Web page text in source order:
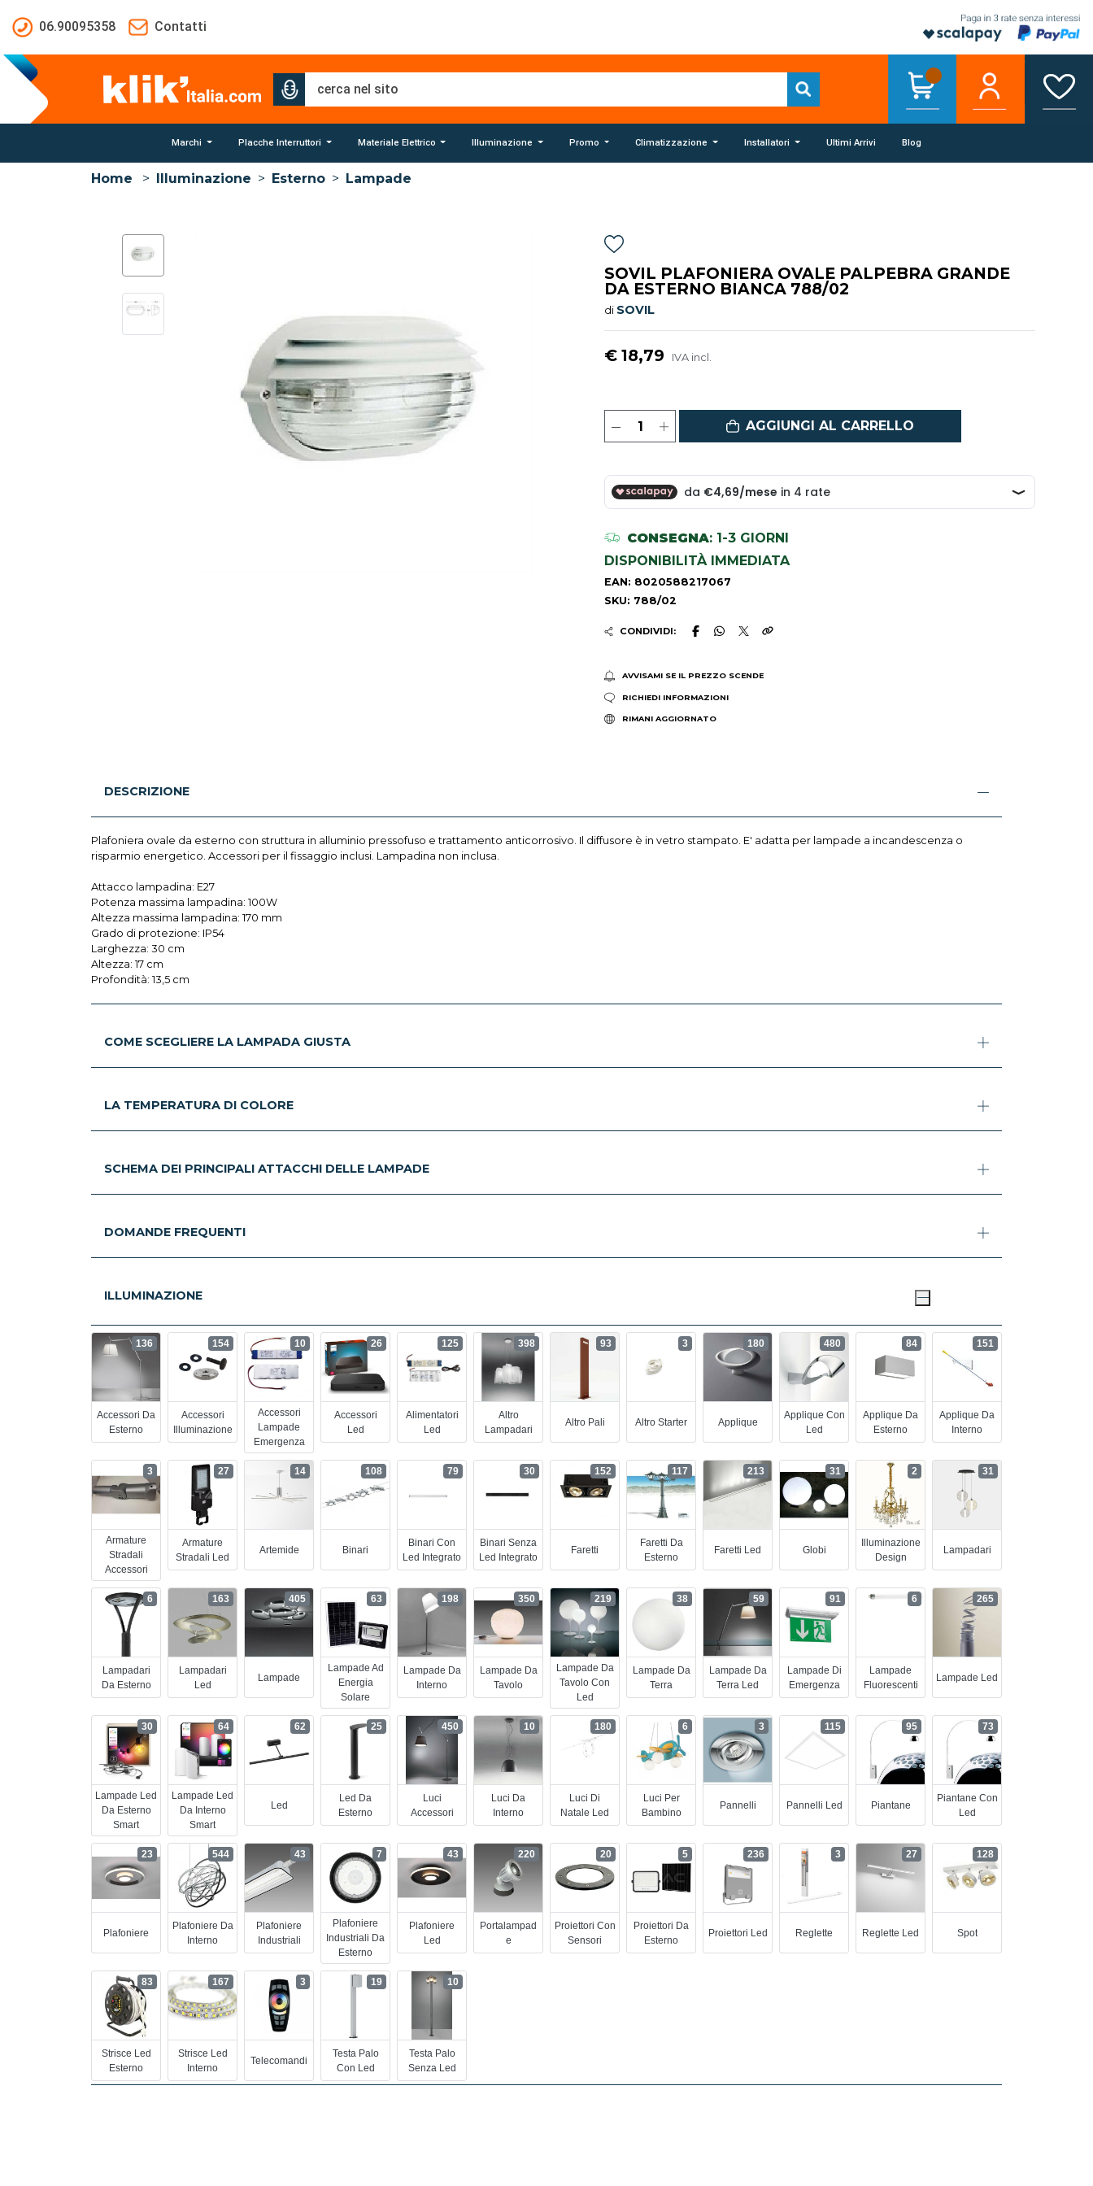
06.90095358
Contatti
Marchi Placche Interruttori Materiale Elettrico Illuminazione Promo Climatizzazione Installatori Ultimi Arrivi Blog
Home > Illuminazione > Esterno > Lampade
SOVIL PLAFONIERA OVALE PALPEBRA GRANDE
DA ESTERNO BIANCA 788/02
di SOVIL
€ 18,79 IVA incl.
AGGIUNGI AL CARRELLO
CONSEGNA: 1-3 GIORNI
DISPONIBILITÀ IMMEDIATA
EAN: 8020588217067
SKU: 788/02
CONDIVIDI:
AVVISAMI SE IL PREZZO SCENDE
RICHIEDI INFORMAZIONI
RIMANI AGGIORNATO
DESCRIZIONE
Plafoniera ovale da esterno con struttura in alluminio pressofuso e trattamento anticorrosivo. Il diffusore è in vetro stampato. E' adatta per lampade a incandescenza o
risparmio energetico. Accessori per il fissaggio inclusi. Lampadina non inclusa.
Attacco lampadina: E27
Potenza massima lampadina: 100W
Altezza massima lampadina: 170 mm
Grado di protezione: IP54
Larghezza: 30 cm
Altezza: 17 cm
Profondità: 13,5 cm
COME SCEGLIERE LA LAMPADA GIUSTA
LA TEMPERATURA DI COLORE
SCHEMA DEI PRINCIPALI ATTACCHI DELLE LAMPADE
DOMANDE FREQUENTI
ILLUMINAZIONE
Accessori Da
Esterno
136
Accessori
Illuminazione
154
Accessori
Lampade
Emergenza
10
Accessori
Led
26
Alimentatori
Led
125
Altro
Lampadari
398
Altro Pali
93
Altro Starter
3
Applique
180
Applique Con
Led
480
Applique Da
Esterno
84
Applique Da
Interno
151
Armature
Stradali
Accessori
3
Armature
Stradali Led
27
Artemide
14
Binari
108
Binari Con
Led Integrato
79
Binari Senza
Led Integrato
30
Faretti
152
Faretti Da
Esterno
117
Faretti Led
213
Globi
31
Illuminazione
Design
2
Lampadari
31
Lampadari
Da Esterno
6
Lampadari
Led
163
Lampade
405
Lampade Ad
Energia
Solare
63
Lampade Da
Interno
198
Lampade Da
Tavolo
350
Lampade Da
Tavolo Con
Led
219
Lampade Da
Terra
38
Lampade Da
Terra Led
59
Lampade Di
Emergenza
91
Lampade
Fluorescenti
6
Lampade Led
265
Lampade Led
Da Esterno
Smart
30
Lampade Led
Da Interno
Smart
64
Led
62
Led Da
Esterno
25
Luci
Accessori
450
Luci Da
Interno
10
Luci Di
Natale Led
180
Luci Per
Bambino
6
Pannelli
3
Pannelli Led
115
Piantane
95
Piantane Con
Led
73
Plafoniere
23
Plafoniere Da
Interno
544
Plafoniere
Industriali
43
Plafoniere
Industriali Da
Esterno
7
Plafoniere
Led
43
Portalampad
E
220
Proiettori Con
Sensori
20
Proiettori Da
Esterno
5
Proiettori Led
236
Reglette
3
Reglette Led
27
Spot
128
Strisce Led
Esterno
83
Strisce Led
Interno
167
Telecomandi
3
Testa Palo
Con Led
19
Testa Palo
Senza Led
10